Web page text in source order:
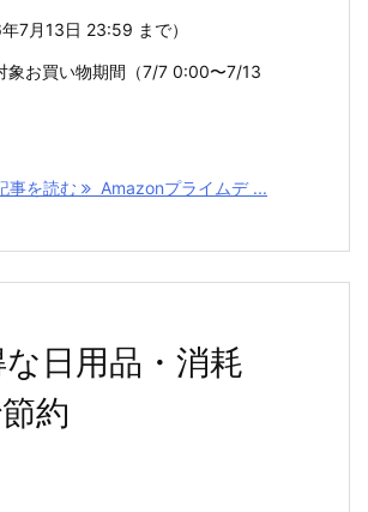
7月13日 23:59 まで）
象お買い物期間（7/7 0:00〜7/13
事を読む Amazonプライムデ ...
日用品・消耗
約